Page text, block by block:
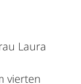
Laura
vierten